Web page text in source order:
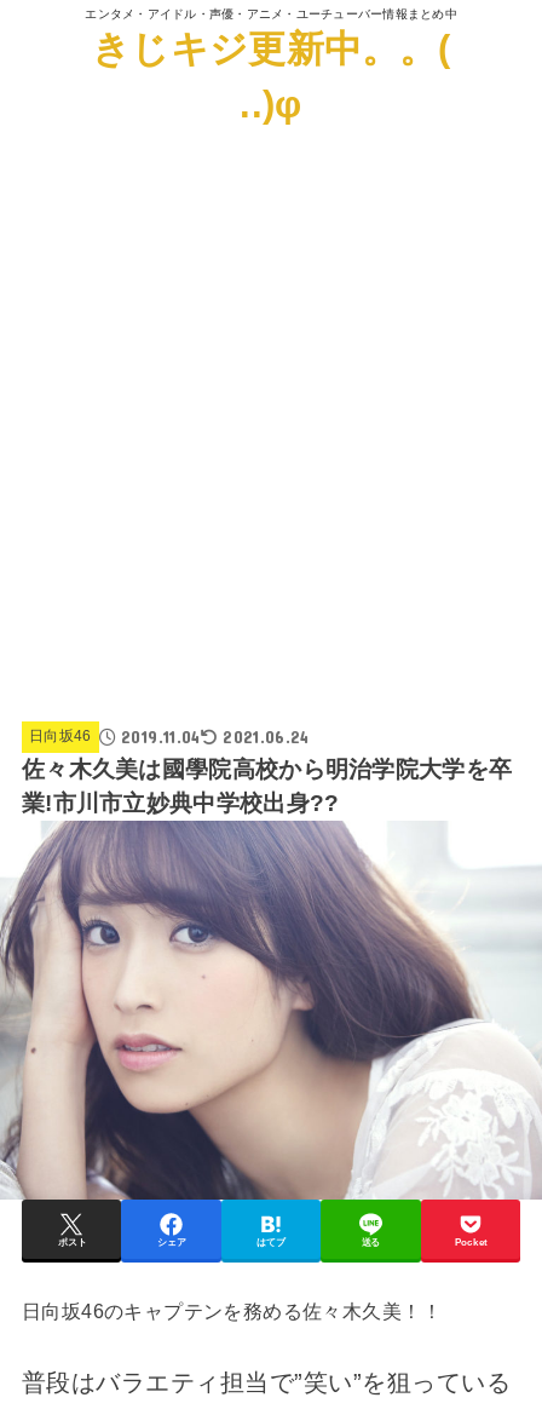
エンタメ・アイドル・声優・アニメ・ユーチューバー情報まとめ中
きじキジ更新中。。(
..)φ
日向坂46 2019.11.04 2021.06.24
佐々木久美は國學院高校から明治学院大学を卒
業!市川市立妙典中学校出身??
ポスト シェア はてブ 送る Pocket
日向坂46のキャプテンを務める佐々木久美！！
普段はバラエティ担当で”笑い”を狙っている